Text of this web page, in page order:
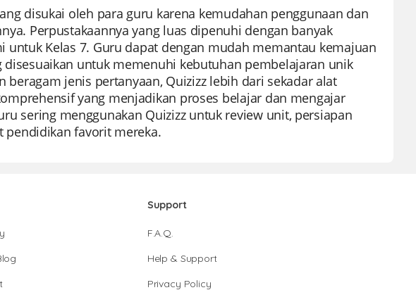
disukai oleh para guru karena kemudahan penggunaan dan
Perpustakaannya yang luas dipenuhi dengan banyak
untuk Kelas 7. Guru dapat dengan mudah memantau kemajuan
untuk memenuhi kebutuhan pembelajaran unik
jenis pertanyaan, Quizizz lebih dari sekadar alat
yang menjadikan proses belajar dan mengajar
sering menggunakan Quizizz untuk review unit, persiapan
pendidikan favorit mereka.
Support
F.A.Q.
Help & Support
Privacy Policy